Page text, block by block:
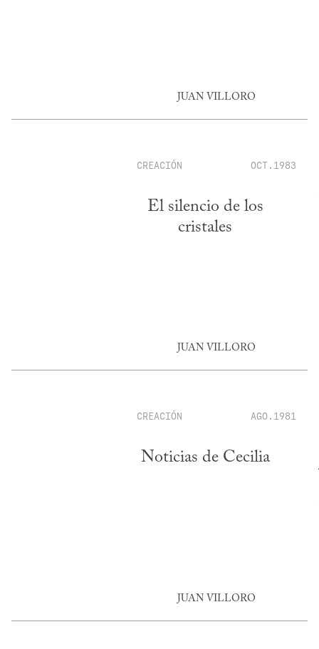
JUAN VILLORO
CREACIÓN OCT.1983
El silencio de los
cristales
JUAN VILLORO
CREACIÓN AGO.1981
Noticias de Cecilia
JUAN VILLORO